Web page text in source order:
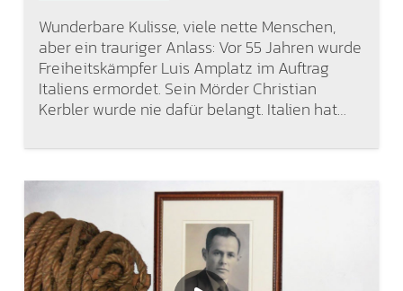
Wunderbare Kulisse, viele nette Menschen,
aber ein trauriger Anlass: Vor 55 Jahren wurde
Freiheitskämpfer Luis Amplatz im Auftrag
Italiens ermordet. Sein Mörder Christian
Kerbler wurde nie dafür belangt. Italien hat…